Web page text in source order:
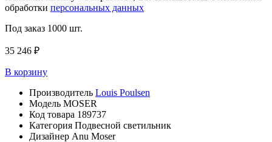
обработки персональных данных
Под заказ 1000 шт.
35 246 ₽
В корзину
Производитель Louis Poulsen
Модель MOSER
Код товара 189737
Категория Подвесной светильник
Дизайнер Anu Moser